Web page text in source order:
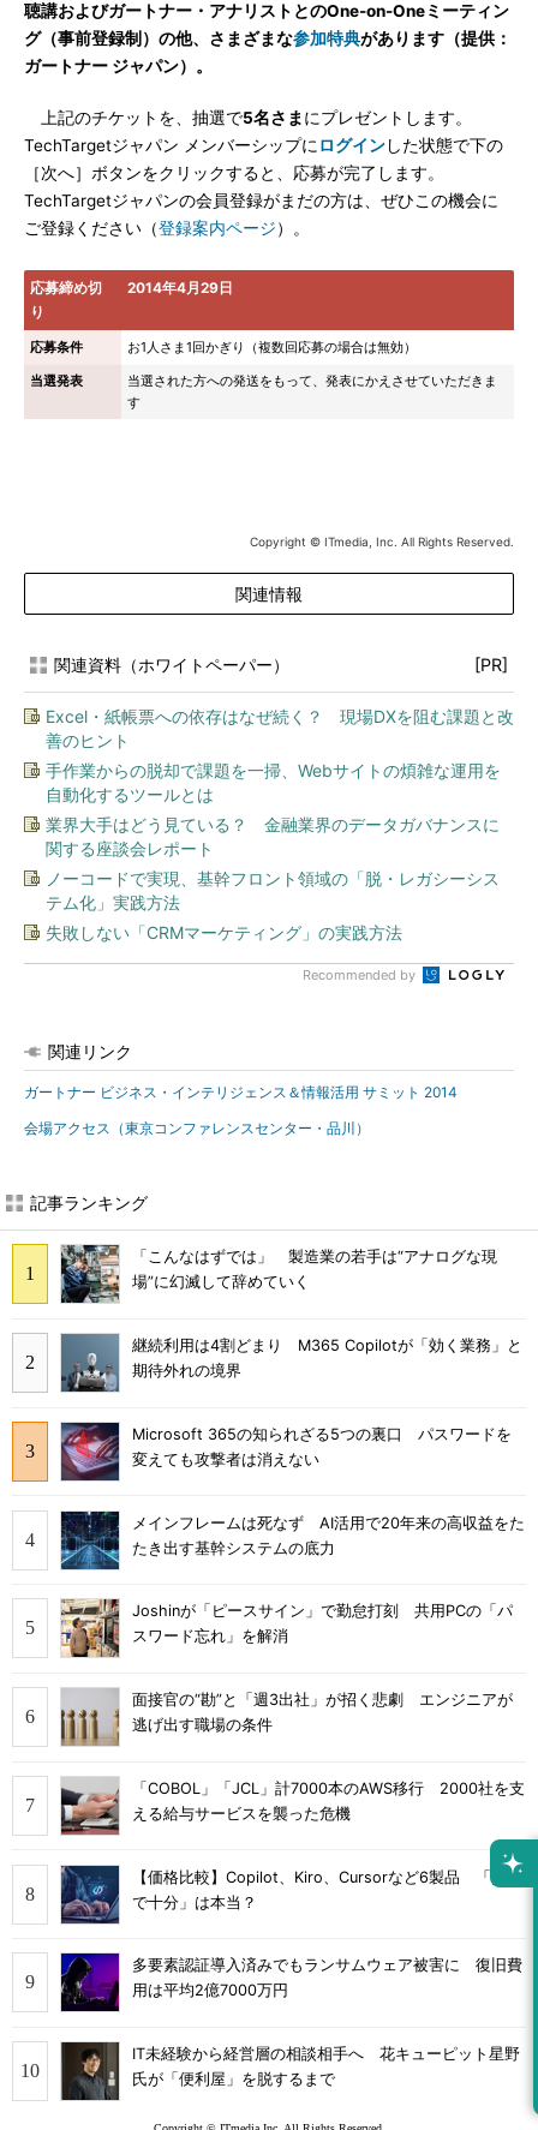
聴講およびガートナー・アナリストとのOne-on-Oneミーティン
グ（事前登録制）の他、さまざまな参加特典があります（提供：
ガートナー ジャパン）。
上記のチケットを、抽選で5名さま にプレゼントします。
TechTargetジャパン メンバーシップに ログインした状態で下の
［次へ］ボタンをクリックすると、応募が完了します。
TechTargetジャパンの会員登録がまだの方は、ぜひこの機会に
ご登録ください（登録案内ページ）。
応募締め切
り
2014年4月29日
応募条件
お1人さま1回かぎり（複数回応募の場合は無効）
当選発表
当選された方への発送をもって、発表にかえさせていただきま
す
Copyright © ITmedia, Inc. All Rights Reserved.
関連情報
関連資料（ホワイトペーパー） [PR]
Excel・紙帳票への依存はなぜ続く？ 現場DXを阻む課題と改
善のヒント
手作業からの脱却で課題を一掃、Webサイトの煩雑な運用を
自動化するツールとは
業界大手はどう見ている？ 金融業界のデータガバナンスに
関する座談会レポート
ノーコードで実現、基幹フロント領域の「脱・レガシーシス
テム化」実践方法
失敗しない「CRMマーケティング」の実践方法
Recommended by
関連リンク
ガートナー ビジネス・インテリジェンス＆情報活用 サミット 2014
会場アクセス（東京コンファレンスセンター・品川）
記事ランキング
「こんなはずでは」 製造業の若手は“アナログな現
場”に幻滅して辞めていく
継続利用は4割どまり M365 Copilotが「効く業務」と
期待外れの境界
Microsoft 365の知られざる5つの裏口 パスワードを
変えても攻撃者は消えない
メインフレームは死なず AI活用で20年来の高収益をた
たき出す基幹システムの底力
Joshinが「ピースサイン」で勤怠打刻 共用PCの「パ
スワード忘れ」を解消
面接官の“勘”と「週3出社」が招く悲劇 エンジニアが
逃げ出す職場の条件
「COBOL」「JCL」計7000本のAWS移行 2000社を支
える給与サービスを襲った危機
【価格比較】Copilot、Kiro、Cursorなど6製品 「無料
で十分」は本当？
多要素認証導入済みでもランサムウェア被害に 復旧費
用は平均2億7000万円
IT未経験から経営層の相談相手へ 花キューピット星野
氏が「便利屋」を脱するまで